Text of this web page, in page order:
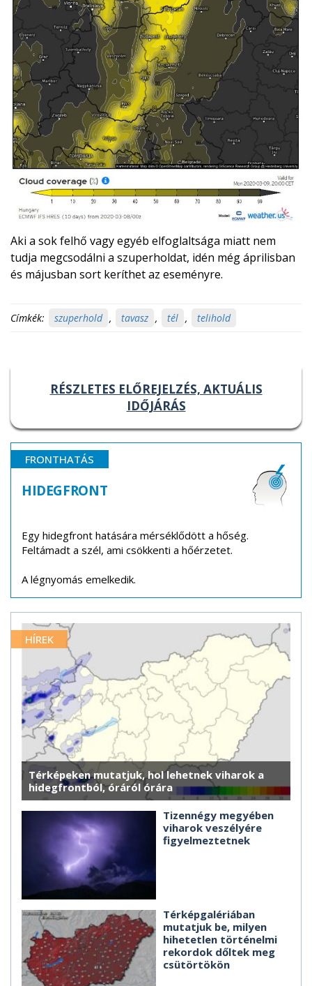
Aki a sok felhő vagy egyéb elfoglaltsága miatt nem
tudja megcsodálni a szuperholdat, idén még áprilisban
és májusban sort keríthet az eseményre.
Címkék: szuperhold , tavasz , tél , telihold
RÉSZLETES ELŐREJELZÉS, AKTUÁLIS
IDŐJÁRÁS
FRONTHATÁS
HIDEGFRONT
Egy hidegfront hatására mérséklődött a hőség.
Feltámadt a szél, ami csökkenti a hőérzetet.
A légnyomás emelkedik.
HÍREK
Térképeken mutatjuk, hol lehetnek viharok a
hidegfrontból, óráról órára
Tizennégy megyében
viharok veszélyére
figyelmeztetnek
Térképgalériában
mutatjuk be, milyen
hihetetlen történelmi
rekordok dőltek meg
csütörtökön